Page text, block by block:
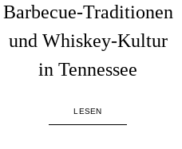
Barbecue-Traditionen
und Whiskey-Kultur
in Tennessee
LESEN